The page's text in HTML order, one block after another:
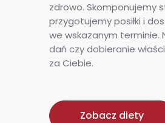
zdrowo. Skomponujemy
przygotujemy posiłki i
we wskazanym terminie.
dań czy dobieranie
za Ciebie.
Zobacz diety